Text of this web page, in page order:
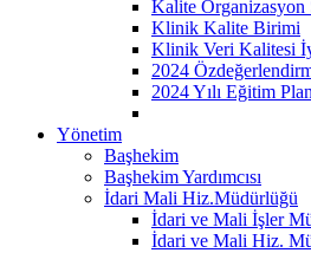
Kalite Organizasyon
Klinik Kalite Birimi
Klinik Veri Kalitesi
2024
2024 Yılı Eğitim
Yönetim
Başhekim
Başhekim Yardımcısı
İdari Mali Hiz.Müdürlüğü
İdari ve Mali İşler
İdari ve Mali Hiz.